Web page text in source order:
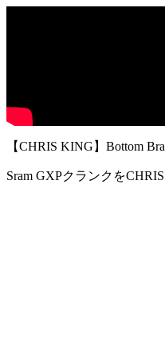
【CHRIS KING】Bottom
Sram GXPクランクを